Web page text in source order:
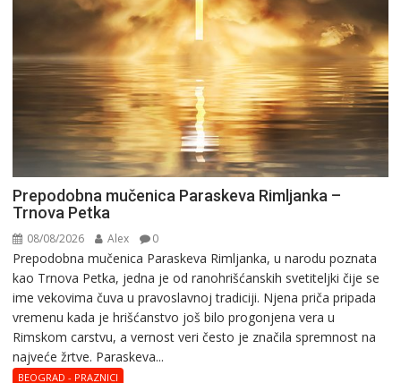
Prepodobna mučenica Paraskeva Rimljanka –
Trnova Petka
08/08/2026 Alex 0
Prepodobna mučenica Paraskeva Rimljanka, u narodu poznata
kao Trnova Petka, jedna je od ranohrišćanskih svetiteljki čije se
ime vekovima čuva u pravoslavnoj tradiciji. Njena priča pripada
vremenu kada je hrišćanstvo još bilo progonjena vera u
Rimskom carstvu, a vernost veri često je značila spremnost na
najveće žrtve. Paraskeva...
BEOGRAD - PRAZNICI